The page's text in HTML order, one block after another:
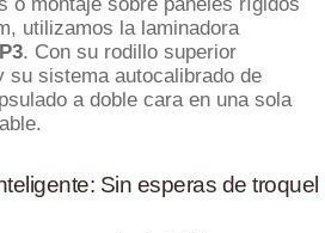
utilizamos la laminadora
. Con su rodillo superior
su sistema autocalibrado de
a doble cara en una sola
Sin esperas de troquel